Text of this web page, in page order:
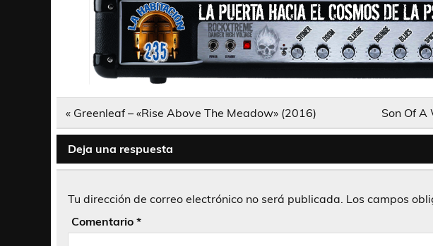
Navegación
entradas
« Greenleaf – «Rise Above The Meadow» (2016) Son Of A
Deja una respuesta
Tu dirección de correo electrónico no será publicada. Los campos
Comentario *